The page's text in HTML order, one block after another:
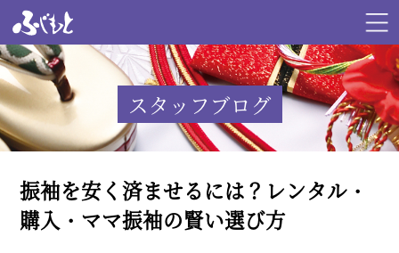
スタッフブログ
振袖を安く済ませるには？レンタル・
購入・ママ振袖の賢い選び方